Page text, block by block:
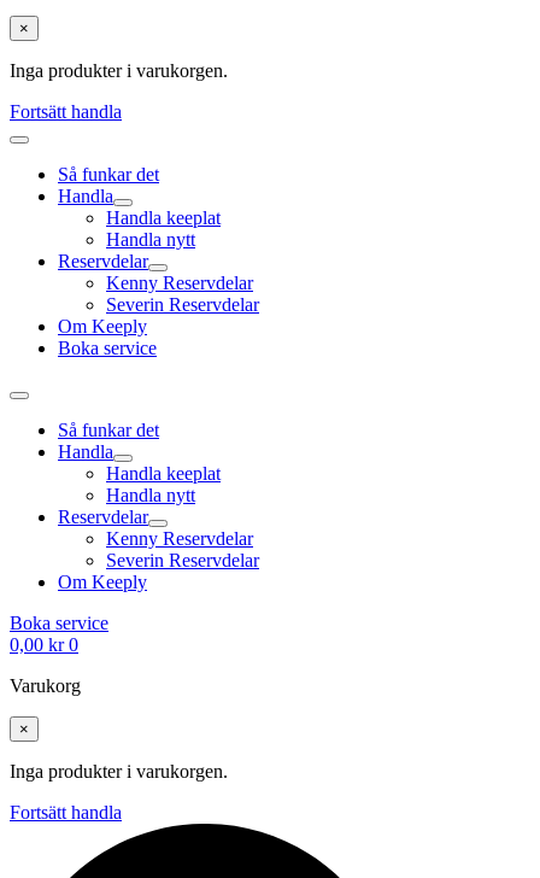
×
Inga produkter i varukorgen.
Fortsätt handla
Så funkar det
Handla
Handla keeplat
Handla nytt
Reservdelar
Kenny Reservdelar
Severin Reservdelar
Om Keeply
Boka service
Så funkar det
Handla
Handla keeplat
Handla nytt
Reservdelar
Kenny Reservdelar
Severin Reservdelar
Om Keeply
Boka service
0,00 kr 0
Varukorg
×
Inga produkter i varukorgen.
Fortsätt handla